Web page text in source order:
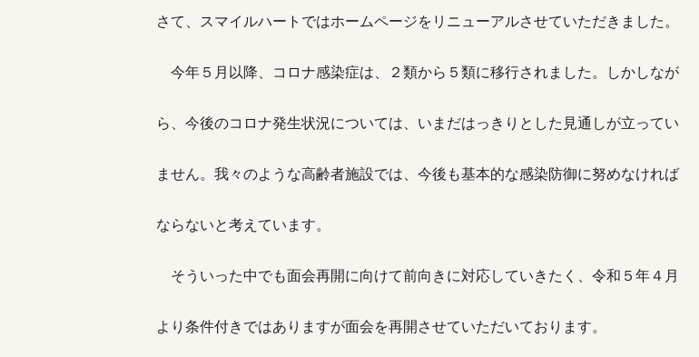
さて、スマイルハートではホームページをリニューアルさせていただきました。
今年５月以降、コロナ感染症は、２類から５類に移行されました。しかしなが
ら、今後のコロナ発生状況については、いまだはっきりとした見通しが立ってい
ません。我々のような高齢者施設では、今後も基本的な感染防御に努めなければ
ならないと考えています。
そういった中でも面会再開に向けて前向きに対応していきたく、令和５年４月
より条件付きではありますが面会を再開させていただいております。